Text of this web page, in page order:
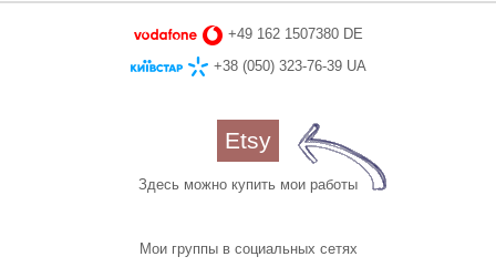
+49 162 1507380 DE
+38 (050) 323-76-39 UA
Etsy
Здесь можно купить мои работы
Мои группы в социальных сетях